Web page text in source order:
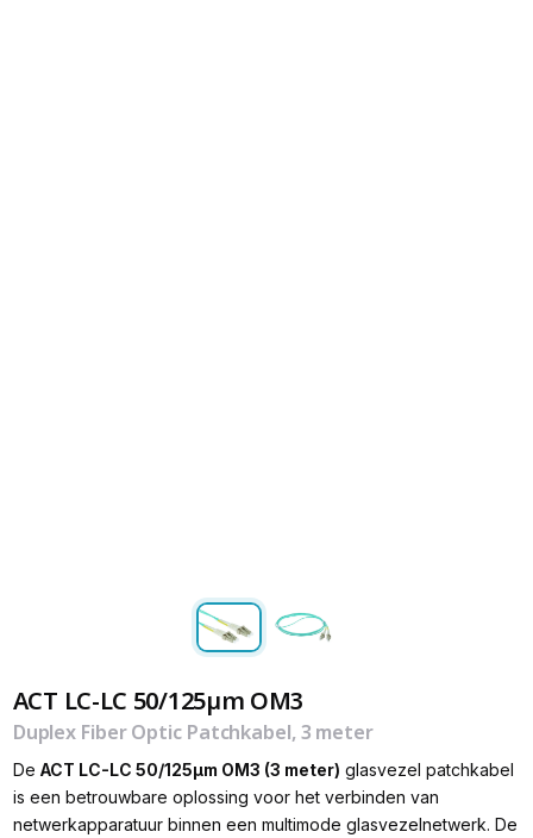
ACT LC-LC 50/125µm OM3
Duplex Fiber Optic Patchkabel, 3 meter
De ACT LC-LC 50/125µm OM3 (3 meter) glasvezel patchkabel
is een betrouwbare oplossing voor het verbinden van
netwerkapparatuur binnen een multimode glasvezelnetwerk. De